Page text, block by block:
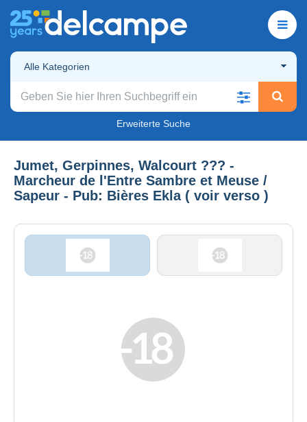
Alle Kategorien
Erweiterte Suche
Jumet, Gerpinnes, Walcourt ??? -
Marcheur de l'Entre Sambre et Meuse /
Sapeur - Pub: Bières Ekla ( voir verso )